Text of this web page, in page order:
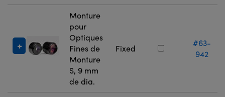
Monture
pour
Optiques
Fines de
Monture
S, 9 mm
de dia.
Fixed
#63-
942